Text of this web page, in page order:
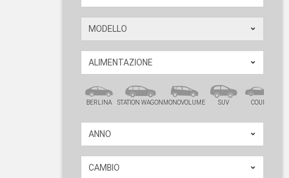
BERLINA STATION WAGONMONOVOLUME SUV COUPÉ